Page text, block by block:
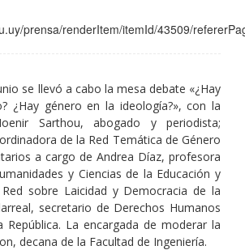
prensa/renderItem/itemId/43509/
se llevó a cabo la mesa debate «¿Hay
¿Hay género en la ideología?», con la
Sarthou, abogado y periodista;
de la Red Temática de Género
a cargo de Andrea Díaz, profesora
y Ciencias de la Educación y
sobre Laicidad y Democracia de la
secretario de Derechos Humanos
República. La encargada de moderar la
decana de la Facultad de Ingeniería.